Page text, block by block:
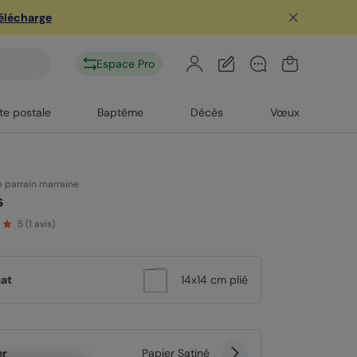
Espace Pro
postale Baptême Décès Vœux
parrain marraine
5(1 avis)
14x14 cm plié
Papier Satiné